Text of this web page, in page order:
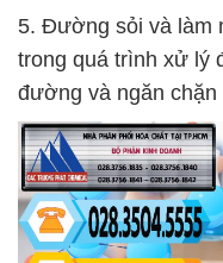
5. Đường sỏi và làm
trong quá trình xử lý
đường và ngăn chặn